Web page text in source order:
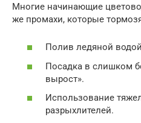
Многие начинающие
же промахи, которые
Полив ледяной
Посадка в слишком
вырост».
Использование
разрыхлителей.